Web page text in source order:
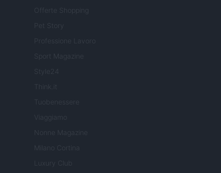
Offerte Shopping
Professione Lavoro
Sport Magazine
Style24
Think.it
Tuobenessere
Viaggiamo
Nonne Magazine
Milano Cortina
Luxury Club